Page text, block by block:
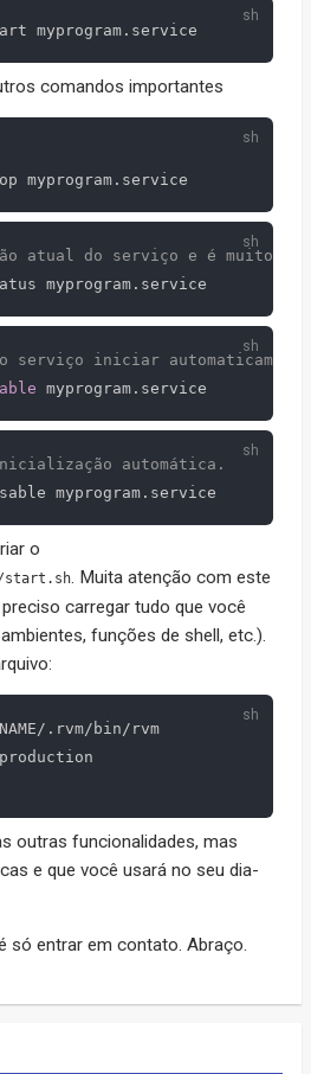
comandos importantes
atual do serviço e é muito
iniciar
automática.
o
start.sh. Muita atenção com este
carregar tudo que você
funções de shell, etc.).
production
outras funcionalidades, mas
e que você usará no seu dia-
só entrar em contato. Abraço.